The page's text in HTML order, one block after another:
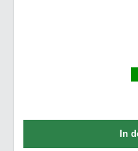
In